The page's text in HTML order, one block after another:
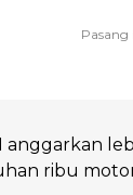
anggarkan
ribu